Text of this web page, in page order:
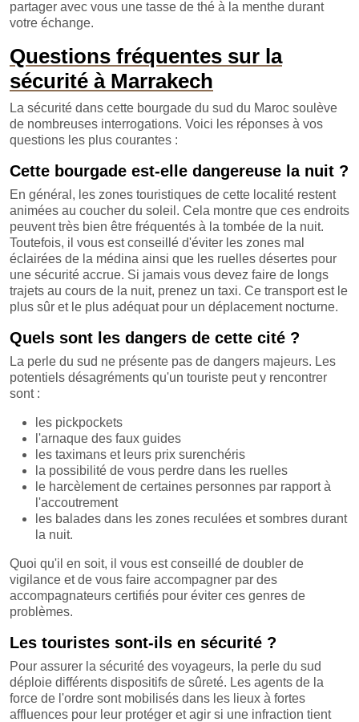
partager avec vous une tasse de thé à la menthe durant
votre échange.
Questions fréquentes sur la
sécurité à Marrakech
La sécurité dans cette bourgade du sud du Maroc soulève
de nombreuses interrogations. Voici les réponses à vos
questions les plus courantes :
Cette bourgade est-elle dangereuse la nuit ?
En général, les zones touristiques de cette localité restent
animées au coucher du soleil. Cela montre que ces endroits
peuvent très bien être fréquentés à la tombée de la nuit.
Toutefois, il vous est conseillé d'éviter les zones mal
éclairées de la médina ainsi que les ruelles désertes pour
une sécurité accrue. Si jamais vous devez faire de longs
trajets au cours de la nuit, prenez un taxi. Ce transport est le
plus sûr et le plus adéquat pour un déplacement nocturne.
Quels sont les dangers de cette cité ?
La perle du sud ne présente pas de dangers majeurs. Les
potentiels désagréments qu'un touriste peut y rencontrer
sont :
les pickpockets
l'arnaque des faux guides
les taximans et leurs prix surenchéris
la possibilité de vous perdre dans les ruelles
le harcèlement de certaines personnes par rapport à
l'accoutrement
les balades dans les zones reculées et sombres durant
la nuit.
Quoi qu'il en soit, il vous est conseillé de doubler de
vigilance et de vous faire accompagner par des
accompagnateurs certifiés pour éviter ces genres de
problèmes.
Les touristes sont-ils en sécurité ?
Pour assurer la sécurité des voyageurs, la perle du sud
déploie différents dispositifs de sûreté. Les agents de la
force de l'ordre sont mobilisés dans les lieux à fortes
affluences pour leur protéger et agir si une infraction tient